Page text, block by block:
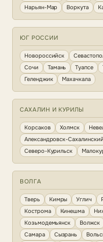
Нарьян-Мар Воркута
ЮГ РОССИИ
Новороссийск
Сочи
Тамань Туапсе
Геленджик
Махачкала
САХАЛИН И КУРИЛЫ
Корсаков Холмск
Александровск-Сахалинский
Северо-Курильск
ВОЛГА
Тверь Кимры Углич
Кострома
Кинешма
Козьмодемьянск
Волжск
Самара
Сызрань